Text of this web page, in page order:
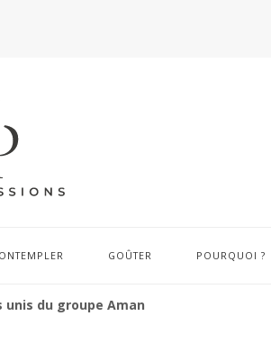
GOÛTER POURQUOI ?
unis du groupe Aman